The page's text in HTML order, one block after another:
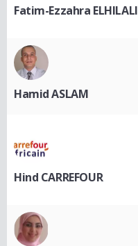
Fatim-Ezzahra ELHILALI
Hamid ASLAM
Hind CARREFOUR